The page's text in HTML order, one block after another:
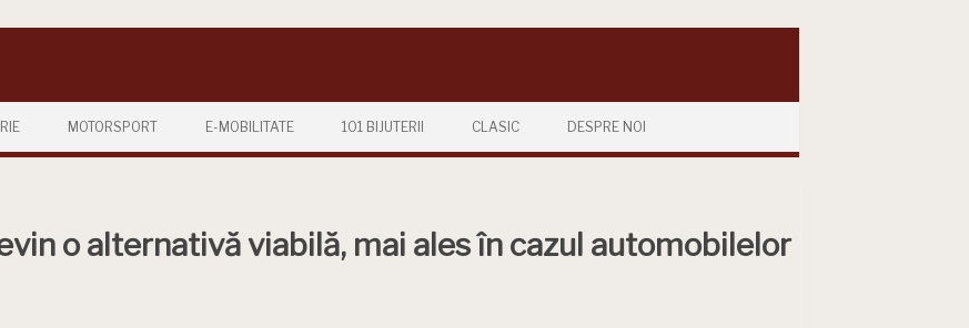
MOTORSPORT E-MOBILITATE 101 BIJUTERII CLASIC DESPRE NOI
o alternativă viabilă, mai ales în cazul automobilelor